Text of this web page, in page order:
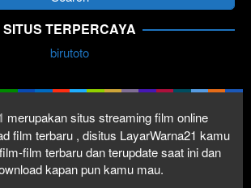
SITUS TERPERCAYA
birutoto
merupakan situs streaming film online
film terbaru , disitus LayarWarna21 kamu
film terbaru dan terupdate saat ini dan
kapan pun kamu mau.